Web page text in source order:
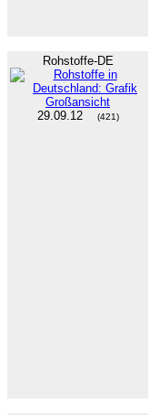
Rohstoffe-DE
29.09.12 (421)